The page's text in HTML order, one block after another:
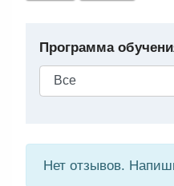
Программа
Нет отзывов.